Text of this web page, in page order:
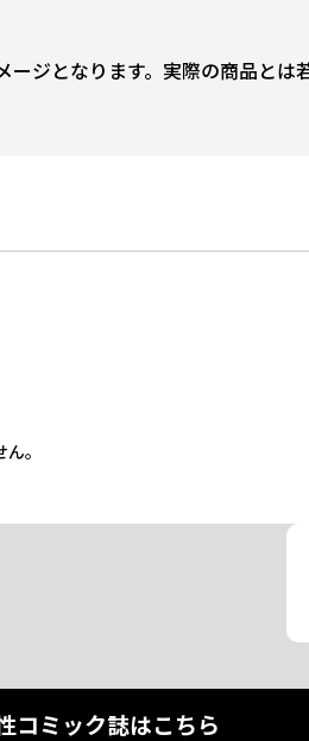
ージとなります。実際の商品とは
。
コミック誌はこちら